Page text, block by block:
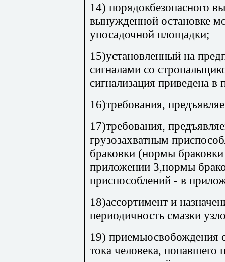
14) порядокбезопасного
вынужденной остановке
упосадочной площадки;
15)установленный на
сигналами со
сигнализация приведена
16)требования,
17)требования,
грузозахватным
браковки (нормы
приложении 3,нормы
приспособлений - в
18)ассортимент и
периодичность смазки
19) приемыосвобождения
тока человека,